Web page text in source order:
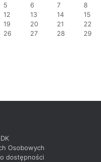
5 6 7 8
12 13 14 15
19 20 21 22
26 27 28 29
Osobowych
dostępności